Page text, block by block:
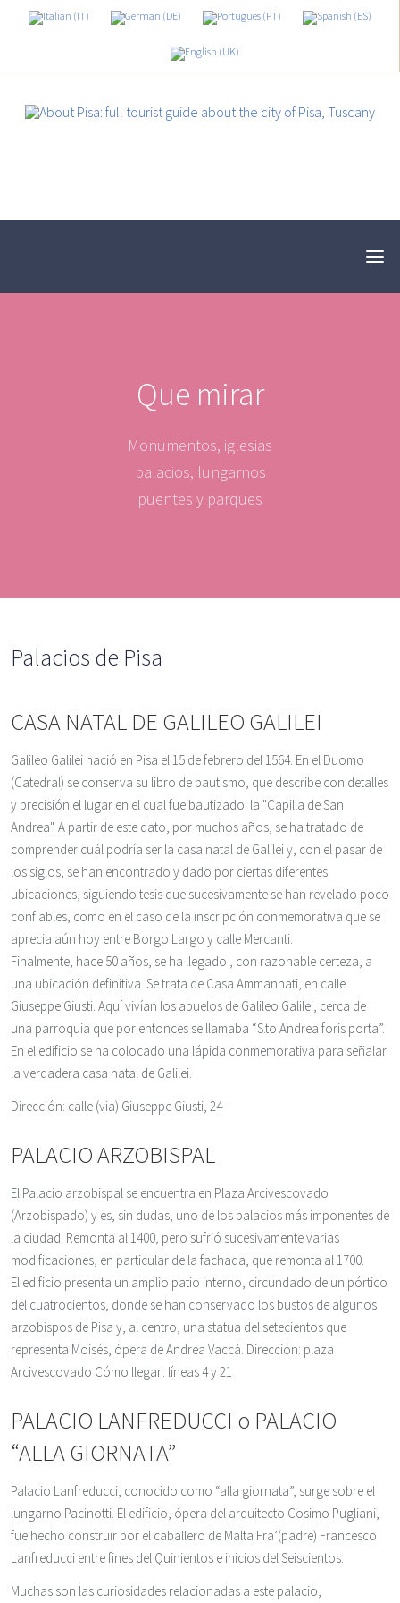
Que mirar
Monumentos, iglesias
palacios, lungarnos
puentes y parques
Palacios de Pisa
CASA NATAL DE GALILEO GALILEI
Galileo Galilei nació en Pisa el 15 de febrero del 1564. En el Duomo
(Catedral) se conserva su libro de bautismo, que describe con detalles
y precisión el lugar en el cual fue bautizado: la "Capilla de San
Andrea". A partir de este dato, por muchos años, se ha tratado de
comprender cuál podría ser la casa natal de Galilei y, con el pasar de
los siglos, se han encontrado y dado por ciertas diferentes
ubicaciones, siguiendo tesis que sucesivamente se han revelado poco
confiables, como en el caso de la inscripción conmemorativa que se
aprecia aún hoy entre Borgo Largo y calle Mercanti.
Finalmente, hace 50 años, se ha llegado , con razonable certeza, a
una ubicación definitiva. Se trata de Casa Ammannati, en calle
Giuseppe Giusti. Aquí vivían los abuelos de Galileo Galilei, cerca de
una parroquia que por entonces se llamaba “S.to Andrea foris porta”.
En el edificio se ha colocado una lápida conmemorativa para señalar
la verdadera casa natal de Galilei.
Dirección: calle (via) Giuseppe Giusti, 24
PALACIO ARZOBISPAL
El Palacio arzobispal se encuentra en Plaza Arcivescovado
(Arzobispado) y es, sin dudas, uno de los palacios más imponentes de
la ciudad. Remonta al 1400, pero sufrió sucesivamente varias
modificaciones, en particular de la fachada, que remonta al 1700.
El edificio presenta un amplio patio interno, circundado de un pórtico
del cuatrocientos, donde se han conservado los bustos de algunos
arzobispos de Pisa y, al centro, una statua del setecientos que
representa Moisés, ópera de Andrea Vaccà. Dirección: plaza
Arcivescovado Cómo llegar: líneas 4 y 21
PALACIO LANFREDUCCI o PALACIO
“ALLA GIORNATA”
Palacio Lanfreducci, conocido como “alla giornata”, surge sobre el
lungarno Pacinotti. El edificio, ópera del arquitecto Cosimo Pugliani,
fue hecho construir por el caballero de Malta Fra’(padre) Francesco
Lanfreducci entre fines del Quinientos e inicios del Seiscientos.
Muchas son las curiosidades relacionadas a este palacio,